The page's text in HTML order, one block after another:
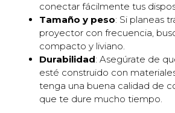
conectar fácilmente tus
Tamaño y peso: Si planeas
proyector con frecuencia,
compacto y liviano.
Durabilidad: Asegúrate de
esté construido con
tenga una buena calidad de
que te dure mucho tiempo.